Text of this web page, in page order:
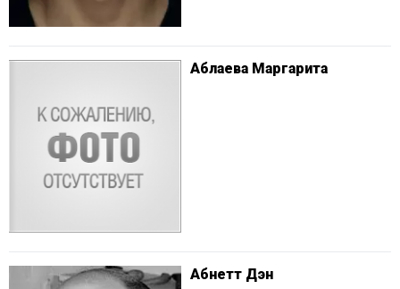
Аблаева Маргарита
Абнетт Дэн